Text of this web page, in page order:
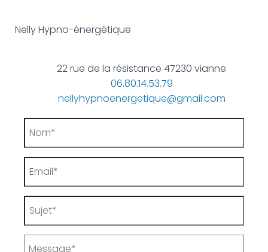
Nelly Hypno-énergétique
22 rue de la résistance 47230 vianne
06.80.14.53.79
nellyhypnoenergetique@gmail.com